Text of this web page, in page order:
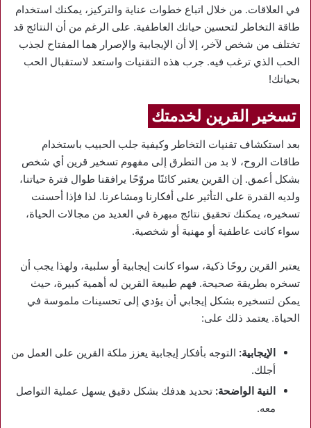
في العلاقات. من خلال اتباع خطوات عناية والتركيز، يمكنك استخدام
طاقة التخاطر لتحسين حياتك العاطفية. على الرغم من أن النتائج قد
تختلف من شخص لآخر، إلا أن الإيجابية والإصرار هما المفتاح لجذب
الحب الذي ترغب فيه. جرب هذه التقنيات واستعد لاستقبال الحب
بحياتك!
تسخير القرين لخدمتك
بعد استكشاف تقنيات التخاطر وكيفية جلب الحبيب باستخدام
طاقات الروح، لا بد من التطرق إلى مفهوم تسخير قرين أي شخص
بشكل أعمق. إن القرين يعتبر كائنًا مروّحًا يرافقنا طوال فترة حياتنا،
ولديه القدرة على التأثير على أفكارنا ومشاعرنا. لذا فإذا أحسنت
تسخيره، يمكنك تحقيق نتائج مبهرة في العديد من مجالات الحياة،
سواء كانت عاطفية أو مهنية أو شخصية.
يعتبر القرين روحًا ذكية، سواء كانت إيجابية أو سلبية، ولهذا يجب أن
تسخره بطريقة صحيحة. فهم طبيعة القرين له أهمية كبيرة، حيث
يمكن لتسخيره بشكل إيجابي أن يؤدي إلى تحسينات ملموسة في
الحياة. يعتمد ذلك على:
الإيجابية: التوجه بأفكار إيجابية يعزز ملكة القرين على العمل من
أجلك.
النية الواضحة: تحديد هدفك بشكل دقيق يسهل عملية التواصل
معه.